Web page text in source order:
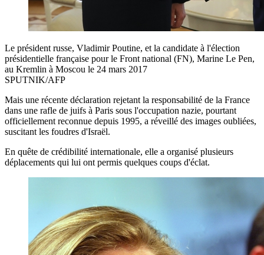
Le président russe, Vladimir Poutine, et la candidate à l'élection
présidentielle française pour le Front national (FN), Marine Le Pen,
au Kremlin à Moscou le 24 mars 2017
SPUTNIK/AFP
Mais une récente déclaration rejetant la responsabilité de la France
dans une rafle de juifs à Paris sous l'occupation nazie, pourtant
officiellement reconnue depuis 1995, a réveillé des images oubliées,
suscitant les foudres d'Israël.
En quête de crédibilité internationale, elle a organisé plusieurs
déplacements qui lui ont permis quelques coups d'éclat.